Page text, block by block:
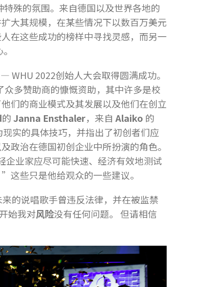
特殊的氛围。来自德国以及世界各地的
大其规模，在某些情况下以数百万美元
在这些成功的榜样中寻找灵感，而另一
WHU 2022创始人大会取得圆满成功。
多赞助商的慷慨资助，其中许多是校
们的商业模式及其发展以及他们在创立
的Janna Ensthaler，来自 Alaiko 的
实的具体技巧，并指出了初创者们应
政治在德国初创企业中所扮演的角色。
业家应尽可能快速、经济有效地测试
些只是他给观众的一些建议。
的说唱歌手曾违反法律，并在被监禁
始我对风险没有任何问题。 但请相信